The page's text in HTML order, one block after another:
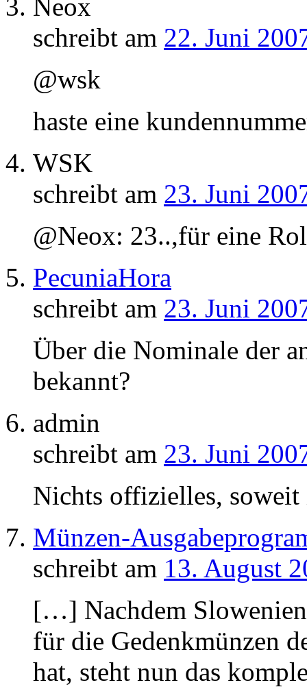
Neox
schreibt am 22. Juni
@wsk
haste eine
WSK
schreibt am 23. Juni
@Neox: 23..,für eine
PecuniaHora
schreibt am 23. Juni
Über die Nominale der
bekannt?
admin
schreibt am 23. Juni
Nichts offizielles,
Münzen-
schreibt am 13. August
[…] Nachdem
für die Gedenkmünzen
hat, steht nun das